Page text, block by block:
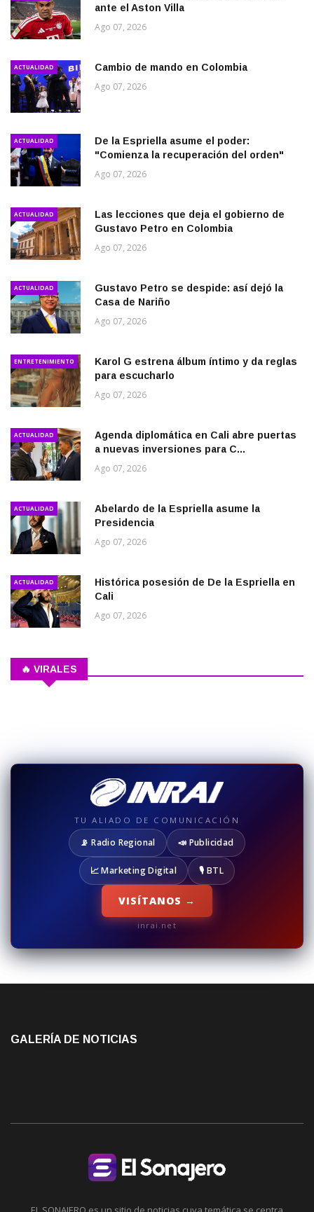
ante el Aston Villa
Ago 07, 2026
ACTUALIDAD Cambio de mando en Colombia
Ago 07, 2026
ACTUALIDAD
De la Espriella asume el poder:
"Comienza la recuperación del orden"
Ago 07, 2026
ACTUALIDAD
Las lecciones que deja el gobierno de
Gustavo Petro en Colombia
Ago 07, 2026
ACTUALIDAD
Gustavo Petro se despide: así dejó la
Casa de Nariño
Ago 07, 2026
ENTRETENIMIENTO
Karol G estrena álbum íntimo y da reglas
para escucharlo
Ago 07, 2026
ACTUALIDAD
Agenda diplomática en Cali abre puertas
a nuevas inversiones para C...
Ago 07, 2026
ACTUALIDAD
Abelardo de la Espriella asume la
Presidencia
Ago 07, 2026
ACTUALIDAD
Histórica posesión de De la Espriella en
Cali
Ago 07, 2026
🔥 VIRALES
TU ALIADO DE COMUNICACIÓN
📡 Radio Regional 📣 Publicidad
📈 Marketing Digital 🎙️ BTL
VISÍTANOS →
inrai.net
GALERÍA DE NOTICIAS